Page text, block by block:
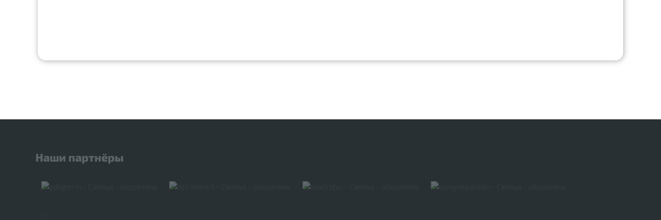
Наши партнёры